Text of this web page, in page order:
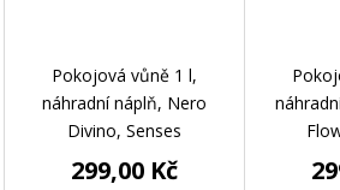
Pokojová vůně 1 l,
náhradní náplň, Nero
Divino, Senses
299,00 Kč